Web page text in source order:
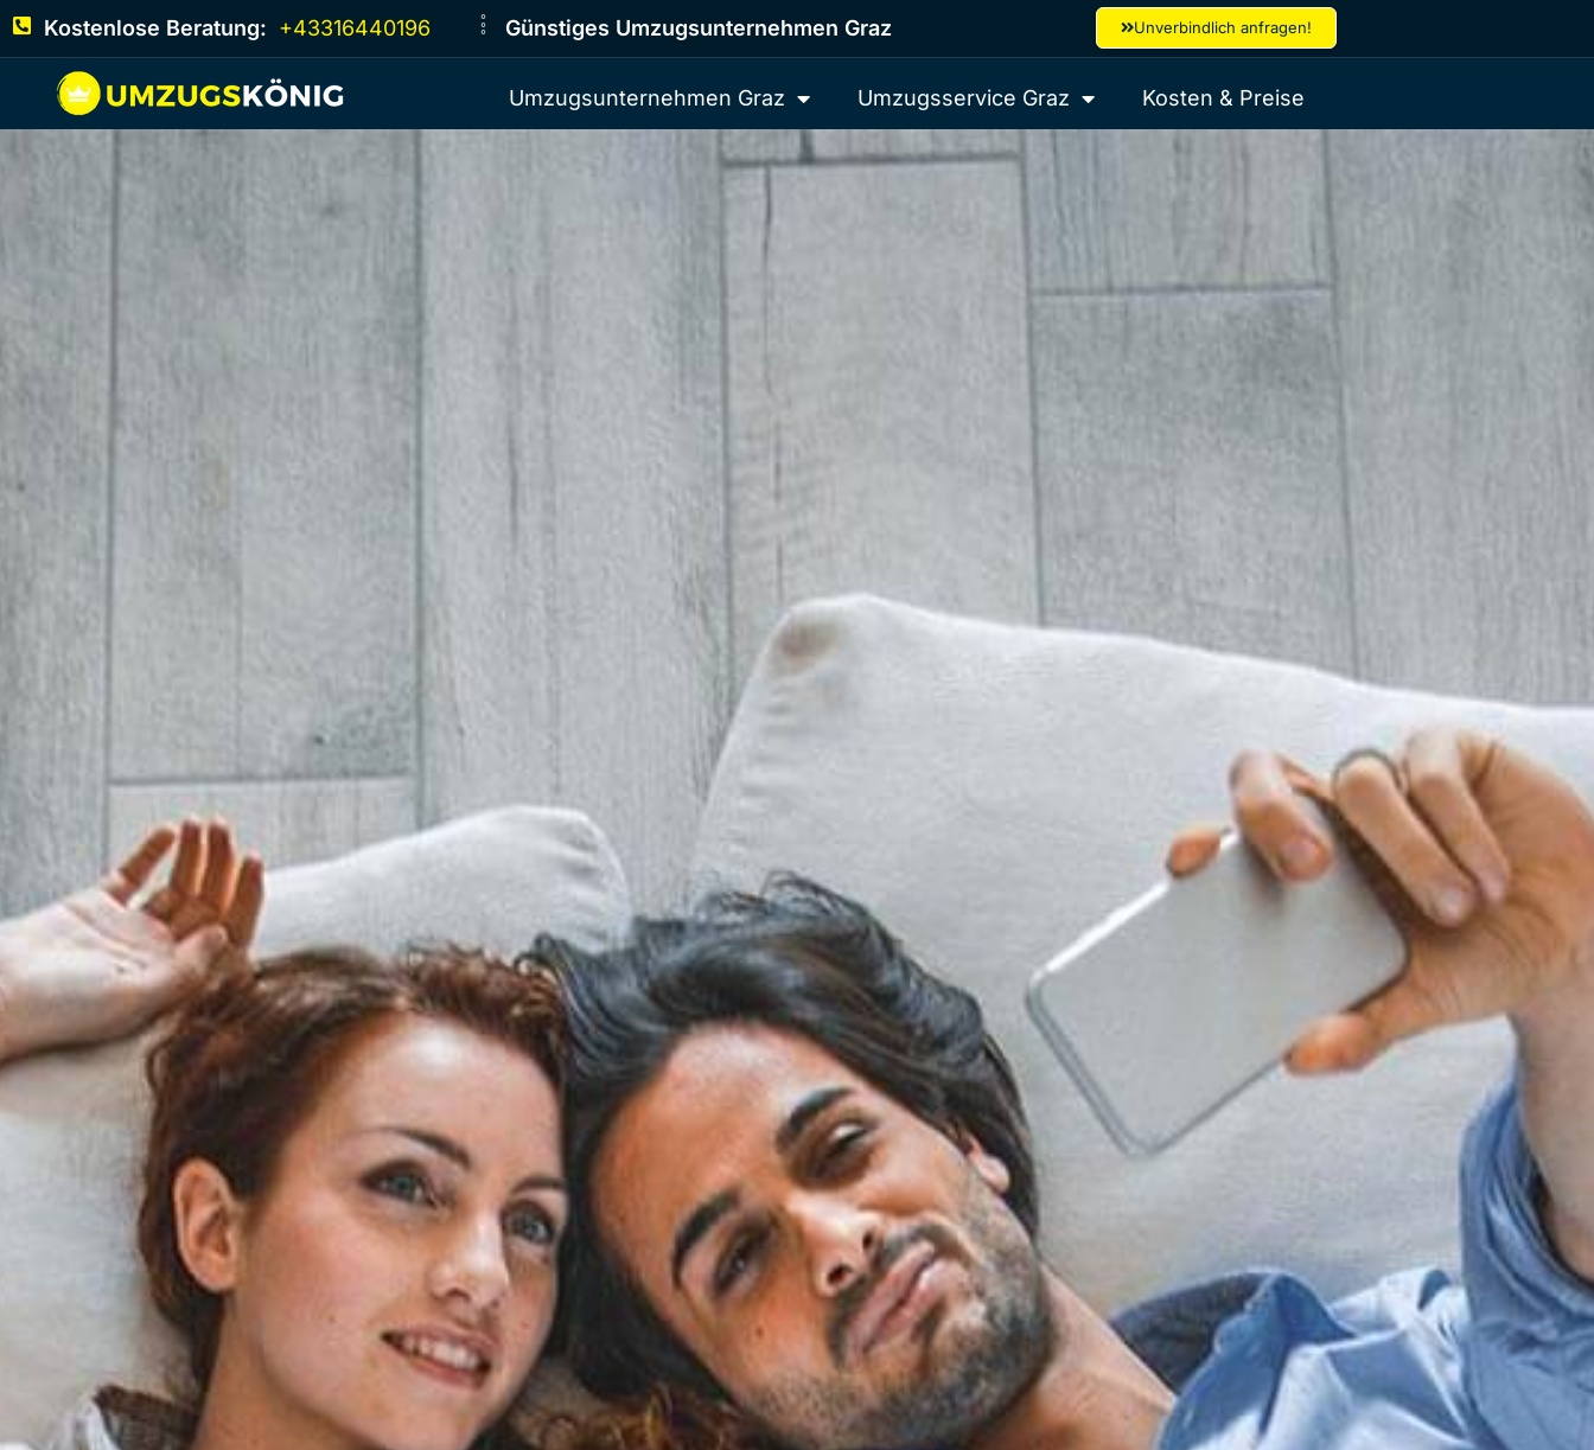
Kostenlose Beratung: +43316440196 Günstiges Umzugsunternehmen Graz Unverbindlich anfragen!
Umzugsunternehmen Graz Umzugsservice Graz Kosten & Preise